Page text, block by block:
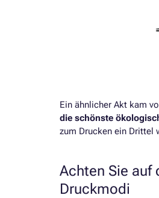
Ein ähnlicher Akt kam
die schönste
zum Drucken ein Drittel
Achten Sie auf
Druckmodi